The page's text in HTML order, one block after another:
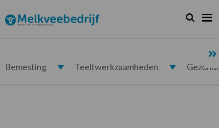
de
hoofdnavigatie
de
hoofd
de
eerste
de
voettekst
Melkveebedrijf.nl Zoeken...
Zoek
Bemesting Teeltwerkzaamheden